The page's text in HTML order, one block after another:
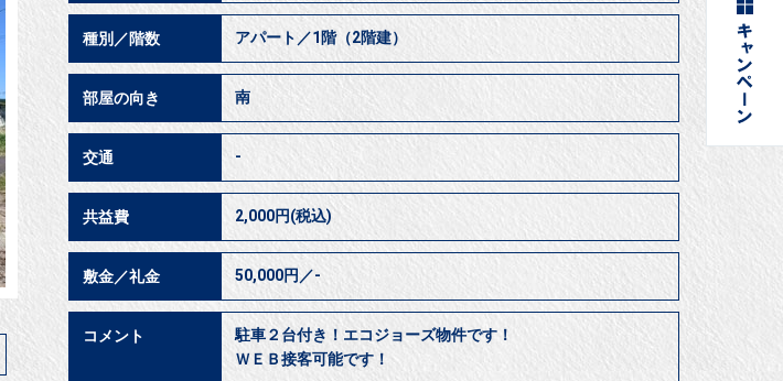
種別／階数 アパート／1階（2階建）
部屋の向き 南
交通 -
共益費 2,000円(税込)
敷金／礼金 50,000円／-
コメント
駐車２台付き！エコジョーズ物件です！
ＷＥＢ接客可能です！